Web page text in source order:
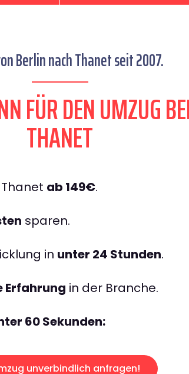
Berlin nach Thanet seit 2007.
FÜR DEN UMZUG
THANET
ab 149€.
sparen.
in unter 24 Stunden.
Erfahrung in der Branche.
60 Sekunden:
unverbindlich anfragen!